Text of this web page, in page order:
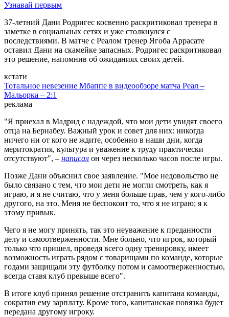
Узнавай первым
37-летний Дани Родригес косвенно раскритиковал тренера в
заметке в социальных сетях и уже столкнулся с
последствиями. В матче с Реалом тренер Ягоба Аррасате
оставил Дани на скамейке запасных. Родригес раскритиковал
это решение, напомнив об ожиданиях своих детей.
кстати
Тотальное невезение Мбаппе в видеообзоре матча Реал –
Мальорка – 2:1
реклама
"Я приехал в Мадрид с надеждой, что мои дети увидят своего
отца на Бернабеу. Важный урок и совет для них: никогда
ничего ни от кого не ждите, особенно в наши дни, когда
меритократия, культура и уважение к труду практически
отсутствуют", – написал он через несколько часов после игры.
Позже Дани объяснил свое заявление. "Мое недовольство не
было связано с тем, что мои дети не могли смотреть, как я
играю, и я не считаю, что у меня больше прав, чем у кого-либо
другого, на это. Меня не беспокоит то, что я не играю; я к
этому привык.
Чего я не могу принять, так это неуважение к преданности
делу и самоотверженности. Мне больно, что игрок, который
только что пришел, проведя всего одну тренировку, имеет
возможность играть рядом с товарищами по команде, которые
годами защищали эту футболку потом и самоотверженностью,
всегда ставя клуб превыше всего".
В итоге клуб принял решение отстранить капитана команды,
сократив ему зарплату. Кроме того, капитанская повязка будет
передана другому игроку.